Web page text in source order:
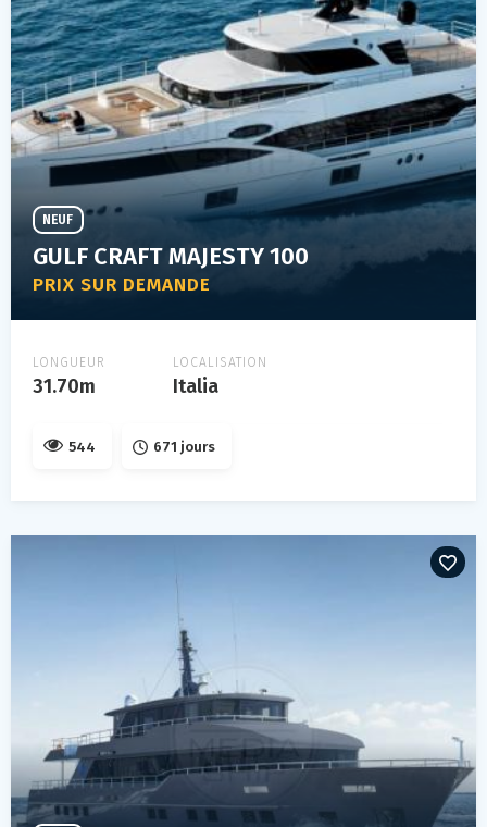
GULF CRAFT MAJESTY 100
PRIX SUR DEMANDE
NEUF
LONGUEUR
31.70m
LOCALISATION
Italia
544 671 jours